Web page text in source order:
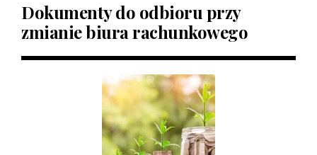
Dokumenty do odbioru przy
zmianie biura rachunkowego